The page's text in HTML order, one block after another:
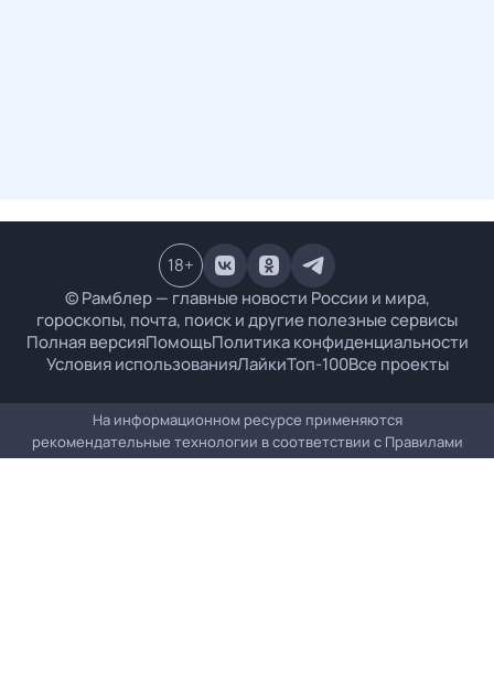
© Рамблер — главные новости России и мира,
гороскопы, почта, поиск и другие полезные сервисы
Полная версияПомощьПолитика конфиденциальности
Условия использованияЛайкиТоп-100Все проекты
18+
На информационном ресурсе применяются
рекомендательные технологии в соответствии с Правилами